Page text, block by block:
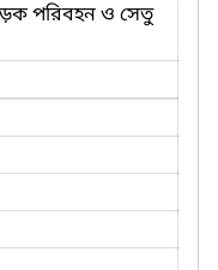
সড়ক পরিবহন ও সেতু